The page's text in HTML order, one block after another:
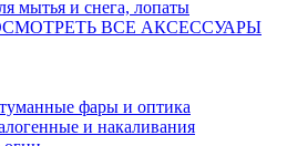
мытья и снега, лопаты
ВСЕ АКСЕССУАРЫ
фары и оптика
и накаливания